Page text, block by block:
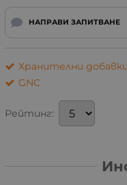
НАПРАВИ ЗАПИТВАНЕ
Хранителни
GNC
Рейтинг: